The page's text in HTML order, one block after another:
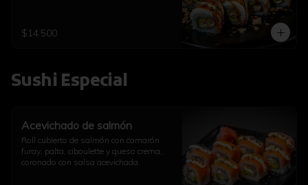
$14.500
Sushi Especial
Acevichado de salmón
Roll cubierto de salmón con camarón
furay, palta, ciboulette y queso crema,
coronado con salsa acevichada.